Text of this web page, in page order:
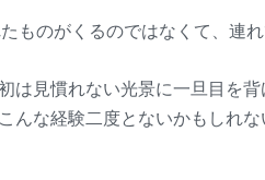
ものがくるのではなくて、連
見慣れない光景に一旦目を背
な経験二度とないかもしれ